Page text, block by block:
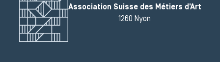
Association Suisse des Métiers d'Art
1260 Nyon